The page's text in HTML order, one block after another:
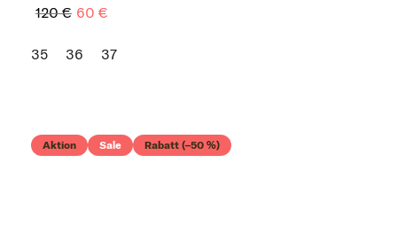
120 € 60 €
35 36 37
Aktion Sale Rabatt (–50 %)